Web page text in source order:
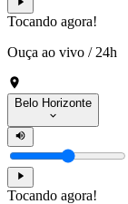
Tocando agora!
Ouça ao vivo / 24h
Belo Horizonte
Tocando agora!